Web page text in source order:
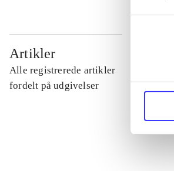
Artikler
Alle registrerede artikler
fordelt på udgivelser